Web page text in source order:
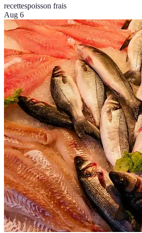
recettespoisson frais
Aug 6